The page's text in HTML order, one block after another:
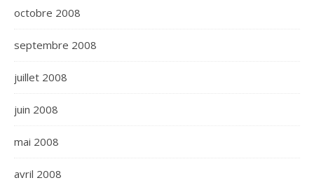
octobre 2008
septembre 2008
juillet 2008
juin 2008
mai 2008
avril 2008